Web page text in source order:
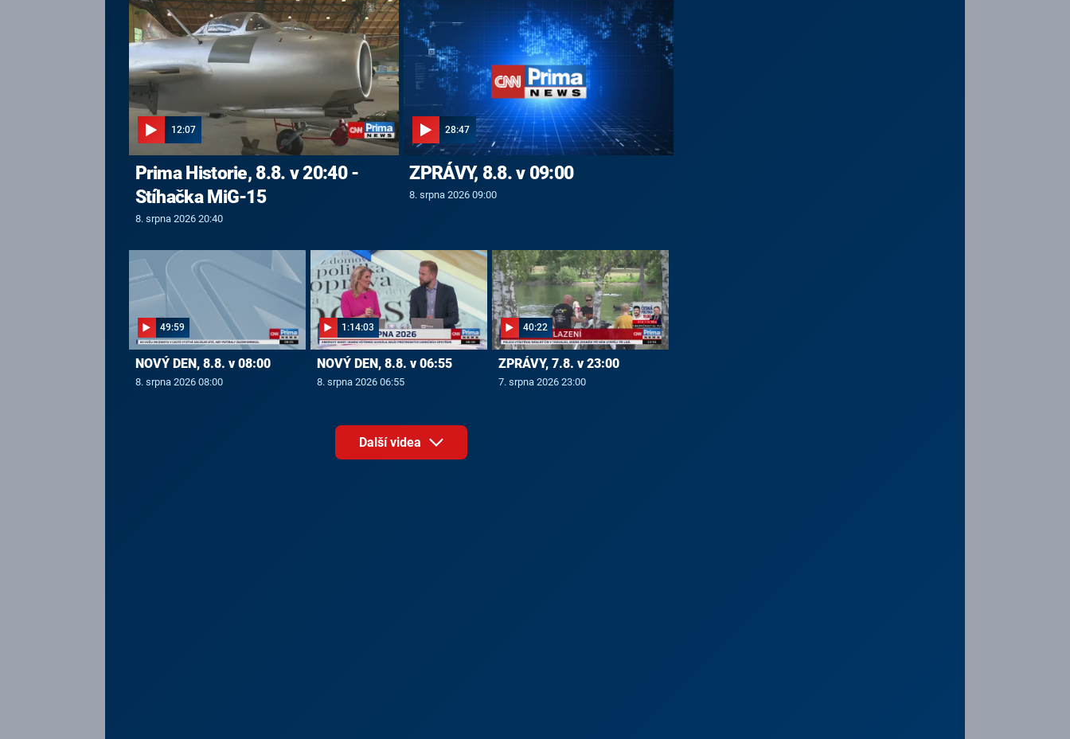
12:07
Prima Historie, 8.8. v 20:40 -
Stíhačka MiG-15
8. srpna 2026 20:40
28:47
ZPRÁVY, 8.8. v 09:00
8. srpna 2026 09:00
49:59
NOVÝ DEN, 8.8. v 08:00
8. srpna 2026 08:00
1:14:03
NOVÝ DEN, 8.8. v 06:55
8. srpna 2026 06:55
40:22
ZPRÁVY, 7.8. v 23:00
7. srpna 2026 23:00
Další videa